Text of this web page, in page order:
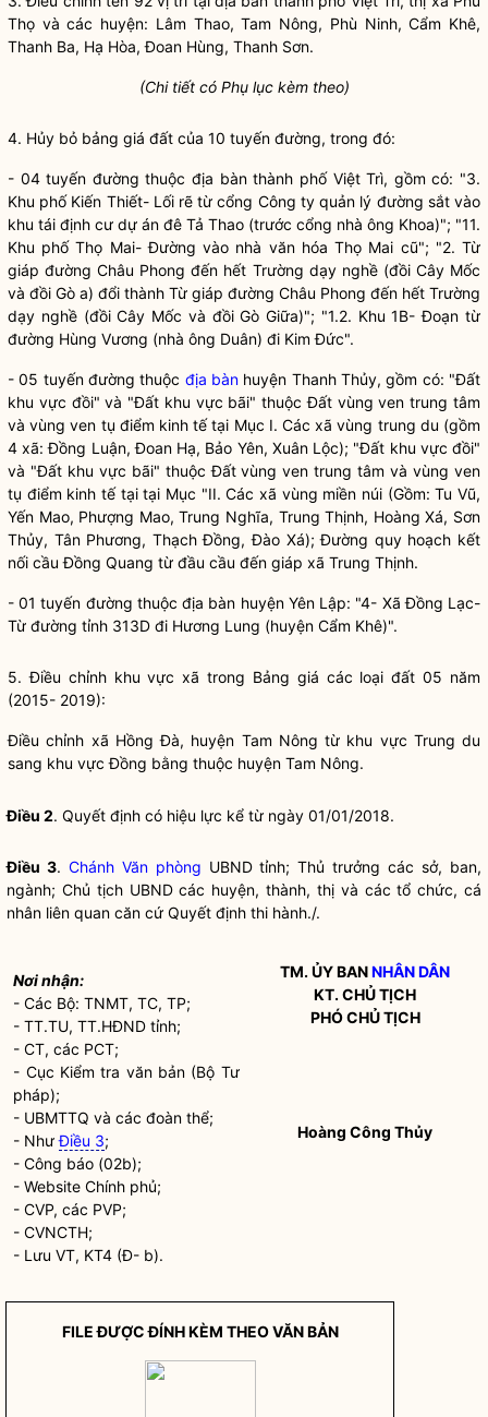
Thọ và các huyện: Lâm Thao, Tam Nông, Phù Ninh, Cẩm Khê,
Thanh Ba, Hạ Hòa, Đoan Hùng, Thanh Sơn.
(Chi tiết có Phụ lục kèm theo)
4. Hủy bỏ bảng giá đất của 10 tuyến đường, trong đó:
- 04 tuyến đường thuộcđịa bànthành phố Việt Trì, gồm có: "3.
Khu phố Kiến Thiết- Lối rẽ từ cổng Công ty quản lý đường sắt vào
khu tái định cư dự án đê Tả Thao (trước cổng nhà ông Khoa)"; "11.
Khu phố Thọ Mai- Đường vào nhà văn hóa Thọ Mai cũ"; "2. Từ
giáp đường Châu Phong đến hết Trường dạy nghề (đồi Cây Mốc
và đồi Gò a) đổi thành Từ giáp đường Châu Phong đến hết Trường
dạy nghề (đồi Cây Mốc và đồi Gò Giữa)"; "1.2. Khu 1B- Đoạn từ
đường Hùng Vương (nhà ông Duân) đi Kim Đức".
- 05 tuyến đường thuộc địa bàn huyện Thanh Thủy, gồm có: "Đất
khu vực đồi" và "Đất khu vực bãi" thuộc Đất vùng ven trung tâm
và vùng ven tụ điểm kinh tế tại Mục I. Các xã vùng trung du (gồm
4 xã: Đồng Luận, Đoan Hạ, Bảo Yên, Xuân Lộc); "Đất khu vực đồi"
và "Đất khu vực bãi" thuộc Đất vùng ven trung tâm và vùng ven
tụ điểm kinh tế tại tại Mục "II. Các xã vùng miền núi (Gồm: Tu Vũ,
Yến Mao, Phượng Mao, Trung Nghĩa, Trung Thịnh, Hoàng Xá, Sơn
Thủy, Tân Phương, Thạch Đồng, Đào Xá); Đường quy hoạch kết
nối cầu Đồng Quang từ đầu cầu đến giáp xã Trung Thịnh.
- 01 tuyến đường thuộcđịa bàn huyện Yên Lập: "4- Xã Đồng Lạc-
Từ đường tỉnh 313D đi Hương Lung (huyện Cẩm Khê)".
5. Điều chỉnh khu vực xã trong Bảng giá các loại đất 05 năm
(2015- 2019):
Điều chỉnh xã Hồng Đà, huyện Tam Nông từ khu vực Trung du
sang khu vực Đồng bằng thuộc huyện Tam Nông.
Điều 2. Quyết định có hiệu lực kể từ ngày 01/01/2018.
Điều 3. Chánh Văn phòng UBND tỉnh; Thủ trưởng các sở, ban,
ngành; Chủ tịch UBND các huyện, thành, thị và các tổ chức, cá
nhân liên quan căn cứ Quyết định thi hành./.
Nơi nhận:
- Các Bộ: TNMT, TC, TP;
- TT.TU, TT.HĐND tỉnh;
- CT, các PCT;
- Cục Kiểm tra văn bản (Bộ Tư
pháp);
- UBMTTQ và các đoàn thể;
- NhưĐiều 3;
- Công báo (02b);
- Website Chính phủ;
- CVP, các PVP;
- CVNCTH;
- Lưu VT, KT4 (Đ- b).
TM. ỦY BANNHÂN DÂN
KT.CHỦ TỊCH
PHÓCHỦ TỊCH
Hoàng Công Thủy
FILE ĐƯỢC ĐÍNH KÈM THEO VĂN BẢN